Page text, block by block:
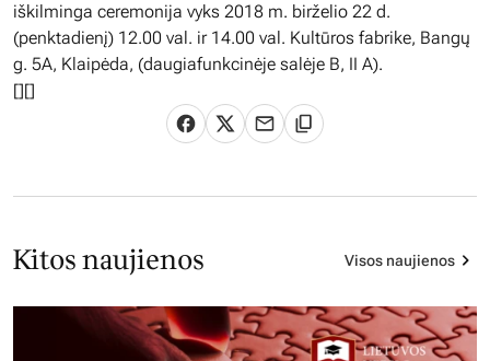
iškilminga ceremonija vyks 2018 m. birželio 22 d.
(penktadienį) 12.00 val. ir 14.00 val. Kultūros fabrike, Bangų
g. 5A, Klaipėda, (daugiafunkcinėje salėje B, II A).
[][]
Kitos naujienos Visos naujienos